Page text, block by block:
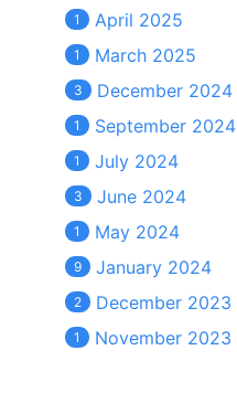
1 April 2025
1 March 2025
3 December 2024
1 September 2024
1 July 2024
3 June 2024
1 May 2024
9 January 2024
2 December 2023
1 November 2023